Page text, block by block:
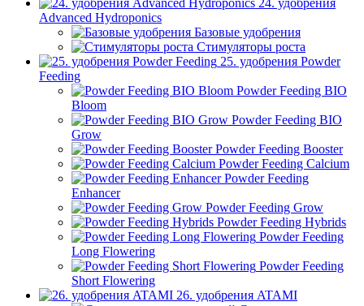
24. удобрения
Advanced Hydroponics
Базовые удобрения
Стимуляторы роста
25. удобрения Powder
Feeding
Powder Feeding BIO
Bloom
Powder Feeding BIO
Grow
Powder Feeding Booster
Powder Feeding Calcium
Powder Feeding
Enhancer
Powder Feeding Grow
Powder Feeding Hybrids
Powder Feeding
Long Flowering
Powder Feeding
Short Flowering
26. удобрения ATAMI